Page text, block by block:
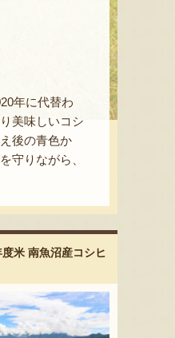
年に代替わ
美味しいコシ
後の青色か
守りながら、
米 南魚沼産コシヒ